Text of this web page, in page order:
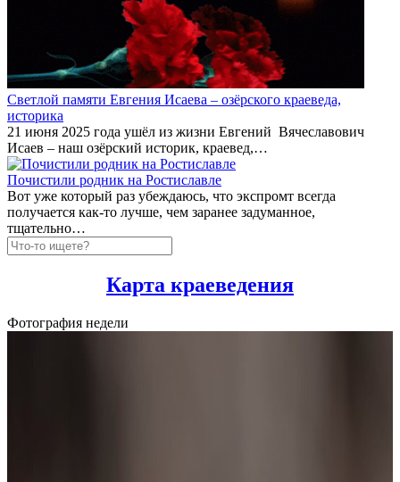
Светлой памяти Евгения Исаева – озёрского краеведа,
историка
21 июня 2025 года ушёл из жизни Евгений Вячеславович
Исаев – наш озёрский историк, краевед,…
Почистили родник на Ростиславле
Вот уже который раз убеждаюсь, что экспромт всегда
получается как-то лучше, чем заранее задуманное,
тщательно…
Карта краеведения
Фотография недели